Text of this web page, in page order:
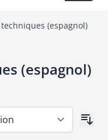
(espagnol)
(espagnol)